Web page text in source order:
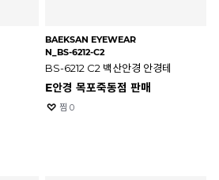
BAEKSAN EYEWEAR
N_BS-6212-C2
BS-6212 C2 백산안경 안경테
E안경 목포죽동점 판매
찜 0